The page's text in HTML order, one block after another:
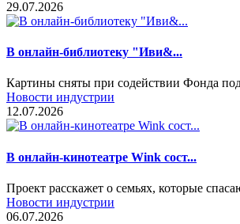
29.07.2026
В онлайн-библиотеку "Иви&...
Картины сняты при содействии Фонда
Новости индустрии
12.07.2026
В онлайн-кинотеатре Wink сост...
Проект расскажет о семьях, которые
Новости индустрии
06.07.2026